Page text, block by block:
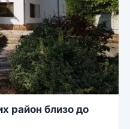
район близо до